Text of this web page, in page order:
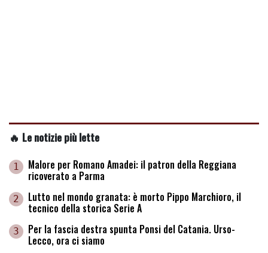
🔥 Le notizie più lette
1 Malore per Romano Amadei: il patron della Reggiana
ricoverato a Parma
2 Lutto nel mondo granata: è morto Pippo Marchioro, il
tecnico della storica Serie A
3 Per la fascia destra spunta Ponsi del Catania. Urso-
Lecco, ora ci siamo